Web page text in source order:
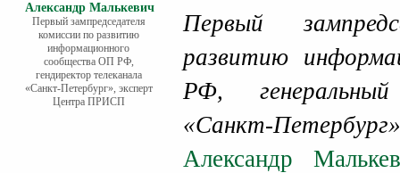
Александр Малькевич
Первый зампредседателя
комиссии по развитию
информационного
сообщества ОП РФ,
гендиректор телеканала
«Санкт-Петербург», эксперт
Центра ПРИСП
Первый
развитию
РФ,
«Санкт-
Александр